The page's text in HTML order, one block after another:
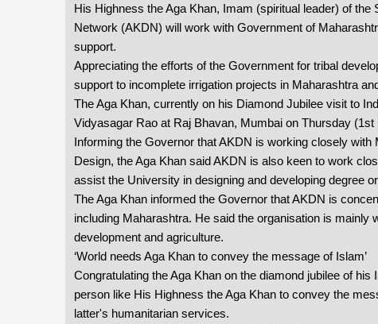
His Highness the Aga Khan, Imam (spiritual leader) of
Network (AKDN) will work with Government of
support.
Appreciating the efforts of the Government for tribal
support to incomplete irrigation projects in Maharashtra
The Aga Khan, currently on his Diamond Jubilee visit to
Vidyasagar Rao at Raj Bhavan, Mumbai on Thursday (1st
Informing the Governor that AKDN is working closely
Design, the Aga Khan said AKDN is also keen to work
assist the University in designing and developing degree
The Aga Khan informed the Governor that AKDN is
including Maharashtra. He said the organisation is mainly
development and agriculture.
‘World needs Aga Khan to convey the message of Islam’
Congratulating the Aga Khan on the diamond jubilee of
person like His Highness the Aga Khan to convey the
latter's humanitarian services.